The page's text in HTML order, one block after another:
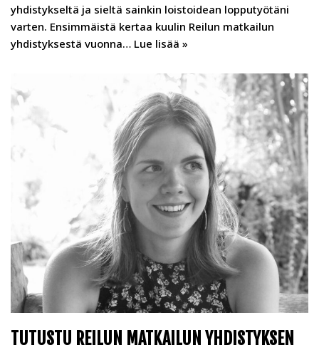
yhdistykseltä ja sieltä sainkin loistoidean lopputyötäni
varten. Ensimmäistä kertaa kuulin Reilun matkailun
yhdistyksestä vuonna… Lue lisää »
TUTUSTU REILUN MATKAILUN YHDISTYKSEN